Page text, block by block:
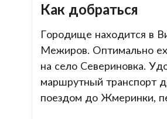
Как добраться
Городище находится в
Межиров. Оптимально
на село Севериновка.
маршрутный транспорт
поездом до Жмеринки,